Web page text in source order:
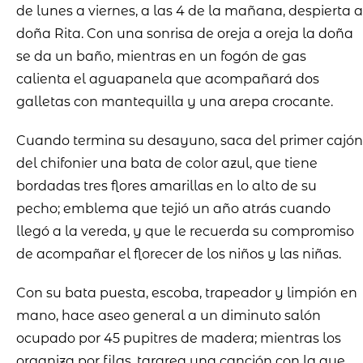
de lunes a viernes, a las 4 de la mañana, despierta a
doña Rita. Con una sonrisa de oreja a oreja la doña
se da un baño, mientras en un fogón de gas
calienta el aguapanela que acompañará dos
galletas con mantequilla y una arepa crocante.
Cuando termina su desayuno, saca del primer cajón
del chifonier una bata de color azul, que tiene
bordadas tres flores amarillas en lo alto de su
pecho; emblema que tejió un año atrás cuando
llegó a la vereda, y que le recuerda su compromiso
de acompañar el florecer de los niños y las niñas.
Con su bata puesta, escoba, trapeador y limpión en
mano, hace aseo general a un diminuto salón
ocupado por 45 pupitres de madera; mientras los